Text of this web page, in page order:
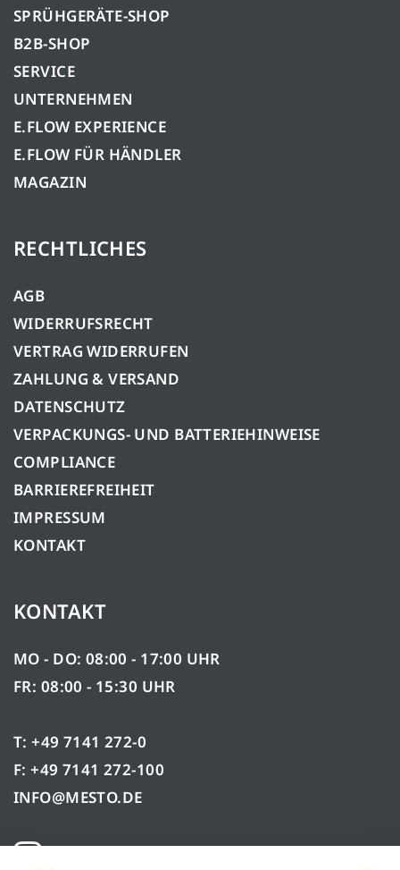
SPRÜHGERÄTE-SHOP
B2B-SHOP
SERVICE
UNTERNEHMEN
E.FLOW EXPERIENCE
E.FLOW FÜR HÄNDLER
MAGAZIN
RECHTLICHES
AGB
WIDERRUFSRECHT
VERTRAG WIDERRUFEN
ZAHLUNG & VERSAND
DATENSCHUTZ
VERPACKUNGS- UND BATTERIEHINWEISE
COMPLIANCE
BARRIEREFREIHEIT
IMPRESSUM
KONTAKT
KONTAKT
MO - DO: 08:00 - 17:00 UHR
FR: 08:00 - 15:30 UHR
T: +49 7141 272-0
F: +49 7141 272-100
INFO@MESTO.DE